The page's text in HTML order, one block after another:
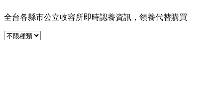
全台各縣市公立收容所即時認養資訊，領養代替購買